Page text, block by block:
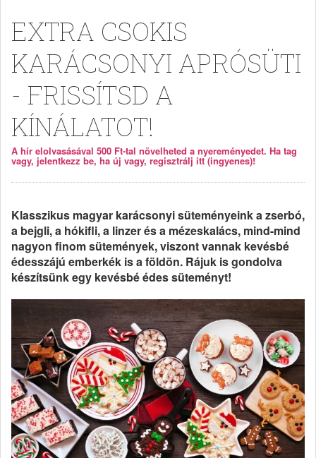
EXTRA CSOKIS
KARÁCSONYI APRÓSÜTI
- FRISSÍTSD A
KÍNÁLATOT!
A hír elolvasásával 500 Ft-tal növelheted a nyereményedet. Ha tag
vagy, jelentkezz be, ha új vagy, regisztrálj itt (ingyenes)!
Klasszikus magyar karácsonyi süteményeink a zserbó,
a bejgli, a hókifli, a linzer és a mézeskalács, mind-mind
nagyon finom sütemények, viszont vannak kevésbé
édesszájú emberkék is a földön. Rájuk is gondolva
készítsünk egy kevésbé édes süteményt!